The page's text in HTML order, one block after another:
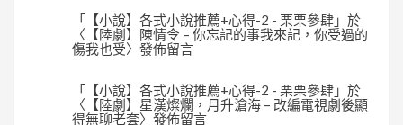
「 【小說】各式小說推薦+心得-2 - 栗栗參肆」於
〈 【陸劇】陳情令 – 你忘記的事我來記，你受過的
傷我也受〉發佈留言
「 【小說】各式小說推薦+心得-2 - 栗栗參肆」於
〈 【陸劇】星漢燦爛，月升滄海 – 改編電視劇後顯
得無聊老套〉發佈留言